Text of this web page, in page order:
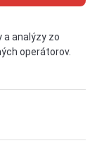
a analýzy zo
operátorov.